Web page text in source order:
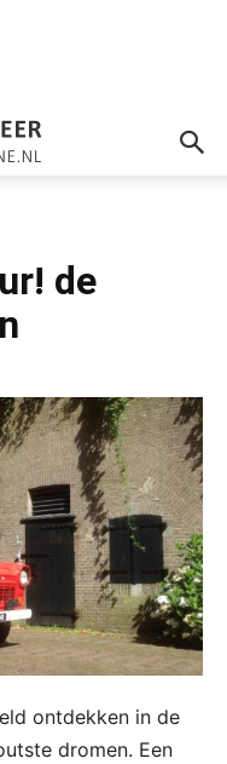
de
ontdekken in de
dromen. Een